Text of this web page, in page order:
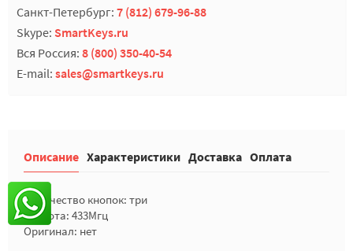
Санкт-Петербург: 7 (812) 679-96-88
Skype: SmartKeys.ru
Вся Россия: 8 (800) 350-40-54
E-mail: sales@smartkeys.ru
Описание Характеристики Доставка Оплата
Количество кнопок: три
Частота: 433Мгц
Оригинал: нет